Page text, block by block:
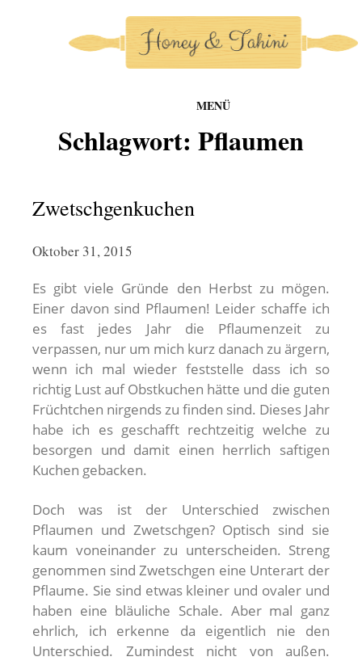
MENÜ
honey-and-tahini
Schlagwort: Pflaumen
Zwetschgenkuchen
Oktober 31, 2015
Es gibt viele Gründe den Herbst zu mögen.
Einer davon sind Pflaumen! Leider schaffe ich
es fast jedes Jahr die Pflaumenzeit zu
verpassen, nur um mich kurz danach zu ärgern,
wenn ich mal wieder feststelle dass ich so
richtig Lust auf Obstkuchen hätte und die guten
Früchtchen nirgends zu finden sind. Dieses Jahr
habe ich es geschafft rechtzeitig welche zu
besorgen und damit einen herrlich saftigen
Kuchen gebacken.
Doch was ist der Unterschied zwischen
Pflaumen und Zwetschgen? Optisch sind sie
kaum voneinander zu unterscheiden. Streng
genommen sind Zwetschgen eine Unterart der
Pflaume. Sie sind etwas kleiner und ovaler und
haben eine bläuliche Schale. Aber mal ganz
ehrlich, ich erkenne da eigentlich nie den
Unterschied. Zumindest nicht von außen.